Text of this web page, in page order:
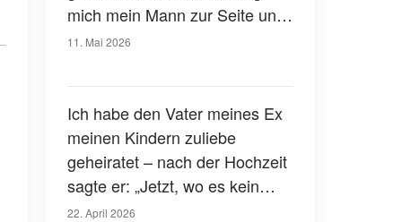
mich mein Mann zur Seite und
sagte: "Bitte gib ihr das Baby
11. Mai 2026
Ich habe den Vater meines Ex
meinen Kindern zuliebe
geheiratet – nach der Hochzeit
sagte er: „Jetzt, wo es kein
Zurück mehr gibt, kann ich dir
22. April 2026